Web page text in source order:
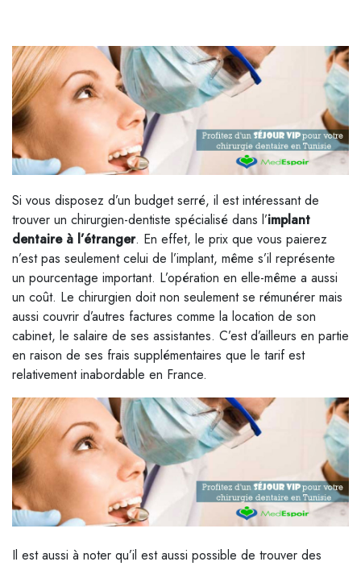
Si vous disposez d’un budget serré, il est intéressant de
trouver un chirurgien-dentiste spécialisé dans l’implant
dentaire à l’étranger. En effet, le prix que vous paierez
n’est pas seulement celui de l’implant, même s’il représente
un pourcentage important. L’opération en elle-même a aussi
un coût. Le chirurgien doit non seulement se rémunérer mais
aussi couvrir d’autres factures comme la location de son
cabinet, le salaire de ses assistantes. C’est d’ailleurs en partie
en raison de ses frais supplémentaires que le tarif est
relativement inabordable en France.
Il est aussi à noter qu’il est aussi possible de trouver des